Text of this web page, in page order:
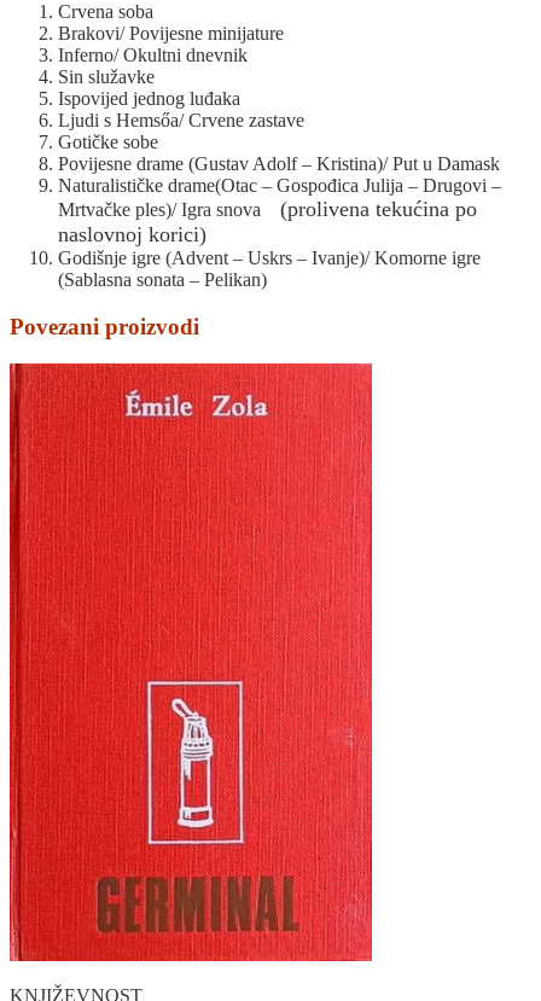
Crvena soba
Brakovi/ Povijesne minijature
Inferno/ Okultni dnevnik
Sin služavke
Ispovijed jednog luđaka
Ljudi s Hemsőa/ Crvene zastave
Gotičke sobe
Povijesne drame (Gustav Adolf – Kristina)/ Put u Damask
Naturalističke drame(Otac – Gospođica Julija – Drugovi –
Mrtvačke ples)/ Igra snova (prolivena tekućina po
naslovnoj korici)
Godišnje igre (Advent – Uskrs – Ivanje)/ Komorne igre
(Sablasna sonata – Pelikan)
Povezani proizvodi
KNJIŽEVNOST